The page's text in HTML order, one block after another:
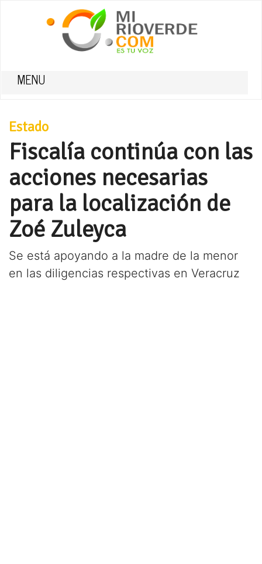
MENU
Estado
Fiscalía continúa con las
acciones necesarias
para la localización de
Zoé Zuleyca
Se está apoyando a la madre de la menor
en las diligencias respectivas en Veracruz